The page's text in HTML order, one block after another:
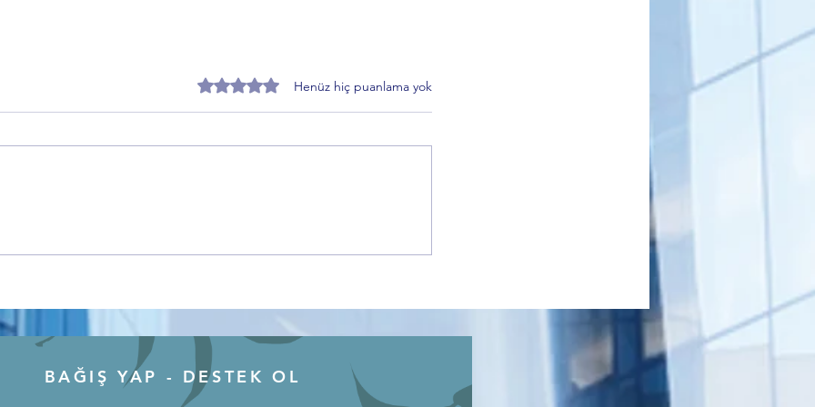
Bursa’nın Tarihi Mirasını
5 üzerinden 0 yıldızHenüz hiç puanlama yok
BAĞIŞ YAP - DESTEK OL